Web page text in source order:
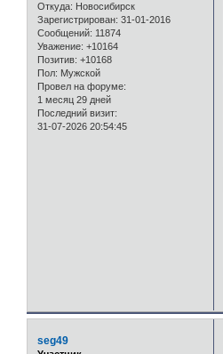
Откуда: Новосибирск
Зарегистрирован: 31-01-2016
Сообщений: 11874
Уважение: +10164
Позитив: +10168
Пол: Мужской
Провел на форуме:
1 месяц 29 дней
Последний визит:
31-07-2026 20:54:45
seg49